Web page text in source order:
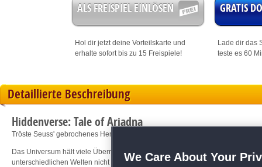
ALS FREISPIEL EINLÖSEN
Hol dir jetzt deine Vorteilskarte und
erhalte sofort bis zu 15 Freispiele!
GRATIS
Lade dir das
teste es 60
Detaillierte Beschreibung
Hiddenverse: Tale of Ariadna
Tröste Seuss' gebrochenes Herz und finde seine große Liebe!
Das Universum hält viele Überraschungen für uns bereit. Du - ein erfahrener
unterschiedlichen Welten nicht ins unendliche Chaos stürzen. An deiner
We Care About Your